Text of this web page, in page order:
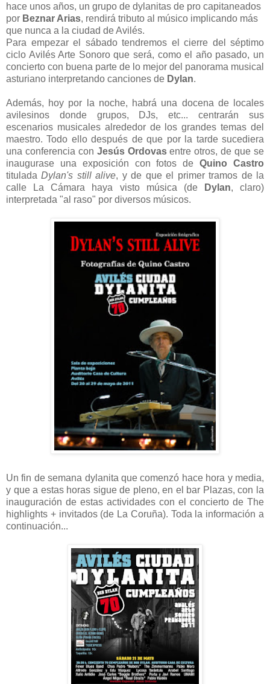
hace unos años, un grupo de dylanitas de pro capitaneados
por Beznar Arias, rendirá tributo al músico implicando más
que nunca a la ciudad de Avilés.
Para empezar el sábado tendremos el cierre del séptimo
ciclo Avilés Arte Sonoro que será, como el año pasado, un
concierto con buena parte de lo mejor del panorama musical
asturiano interpretando canciones de Dylan.
Además, hoy por la noche, habrá una docena de locales
avilesinos donde grupos, DJs, etc... centrarán sus
escenarios musicales alrededor de los grandes temas del
maestro. Todo ello después de que por la tarde sucediera
una conferencia con Jesús Ordovasentre otros, de que se
inaugurase una exposición con fotos deQuino Castro
tituladaDylan's still alive, y de que el primer tramos de la
calle La Cámara haya visto música (de
Dylan, claro)
interpretada "al raso" por diversos músicos.
Un fin de semana dylanita que comenzó hace hora y media,
y que a estas horas sigue de pleno, en el bar Plazas, con la
inauguración de estas actividades con el concierto de The
highlights + invitados (de La Coruña). Toda la información a
continuación...